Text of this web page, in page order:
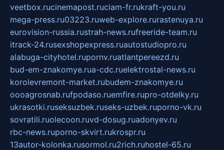
veetbox.rucinemapost.ruciam-fr.rukraft-you.ru
mega-press.ru03223.ruweb-explore.rurastenuya.ru
eurovision-russia.rustrah-news.rufreeride-team.ru
itrack-24.rusexshopexpress.ruautostudiopro.ru
alabuga-cityhotel.rupornv.ruatlantpereezd.ru
bud-em-znakomye.rua-cdc.ruelektrostal-news.ru
korolevremont-market.rubudem-znakomye.ru
oooagrosnab.rufpodaso.ruemfire.rupro-otdelky.ru
ukrasotki.ruseksuzbek.ruseks-uzbek.ruporno-vk.ru
sovratili.ruolecoon.ruvd-dosug.ruadonyev.ru
rbc-news.ruporno-skvirt.rukrospr.ru
13autor-kolonka.rusormol.ru2rich.ruhostel-65.ru